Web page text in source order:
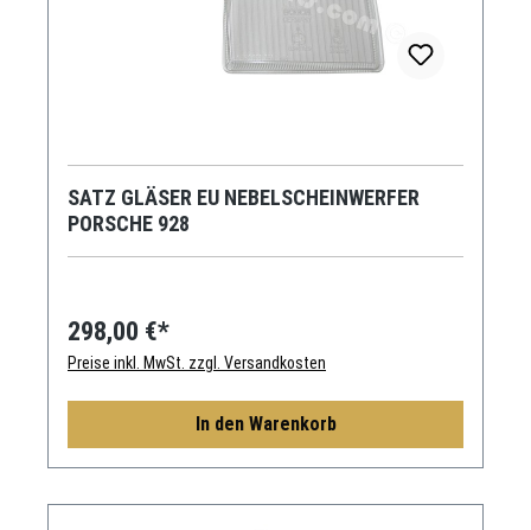
SATZ GLÄSER EU NEBELSCHEINWERFER
PORSCHE 928
298,00 €*
Preise inkl. MwSt. zzgl. Versandkosten
In den Warenkorb